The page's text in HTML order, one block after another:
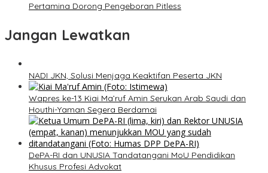
Pertamina Dorong Pengeboran Pitless
Jangan Lewatkan
NADI JKN, Solusi Menjaga Keaktifan Peserta JKN
Wapres ke-13 Kiai Ma’ruf Amin Serukan Arab Saudi dan
Houthi-Yaman Segera Berdamai
DePA-RI dan UNUSIA Tandatangani MoU Pendidikan
Khusus Profesi Advokat